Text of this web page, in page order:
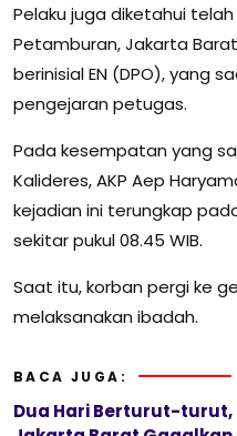
Pelaku juga diketahui
Petamburan, Jakarta
berinisial EN (DPO), yang
pengejaran petugas.
Pada kesempatan yang
Kalideres, AKP Aep
kejadian ini terungkap
sekitar pukul 08.45 WIB.
Saat itu, korban pergi ke
melaksanakan ibadah.
BACA JUGA:
Dua Hari Berturut-turut,